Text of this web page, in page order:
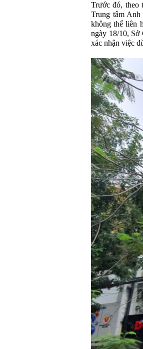
Trước đó, theo
Trung tâm
không thể liên
ngày 18/10,
xác nhận việc